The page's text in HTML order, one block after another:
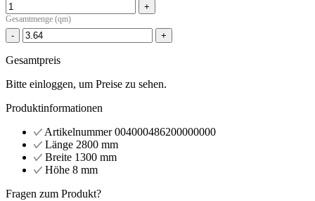
+
Gesamtmenge (qm)
- +
Gesamtpreis
Bitte einloggen, um Preise zu sehen.
Produktinformationen
Artikelnummer 004000486200000000
Länge 2800 mm
Breite 1300 mm
Höhe 8 mm
Fragen zum Produkt?